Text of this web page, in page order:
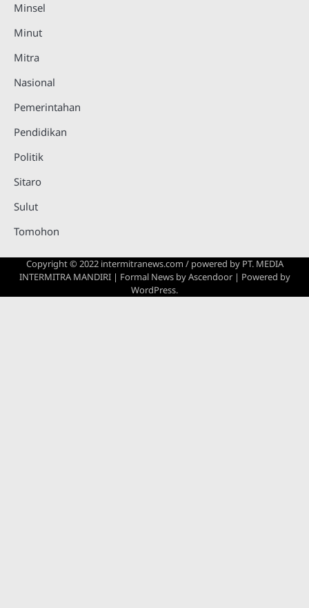
Minsel
Minut
Mitra
Nasional
Pemerintahan
Pendidikan
Politik
Sitaro
Sulut
Tomohon
Copyright © 2022 intermitranews.com / powered by PT. MEDIA
INTERMITRA MANDIRI| Formal News byAscendoor| Powered by
WordPress.